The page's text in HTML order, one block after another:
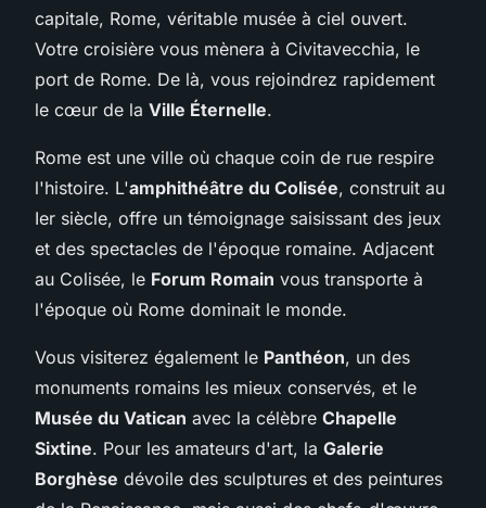
capitale, Rome, véritable musée à ciel ouvert.
Votre croisière vous mènera à Civitavecchia, le
port de Rome. De là, vous rejoindrez rapidement
le cœur de la Ville Éternelle.
Rome est une ville où chaque coin de rue respire
l'histoire. L'amphithéâtre du Colisée, construit au
Ier siècle, offre un témoignage saisissant des jeux
et des spectacles de l'époque romaine. Adjacent
au Colisée, le Forum Romain vous transporte à
l'époque où Rome dominait le monde.
Vous visiterez également le Panthéon, un des
monuments romains les mieux conservés, et le
Musée du Vatican avec la célèbre Chapelle
Sixtine. Pour les amateurs d'art, la Galerie
Borghèse dévoile des sculptures et des peintures